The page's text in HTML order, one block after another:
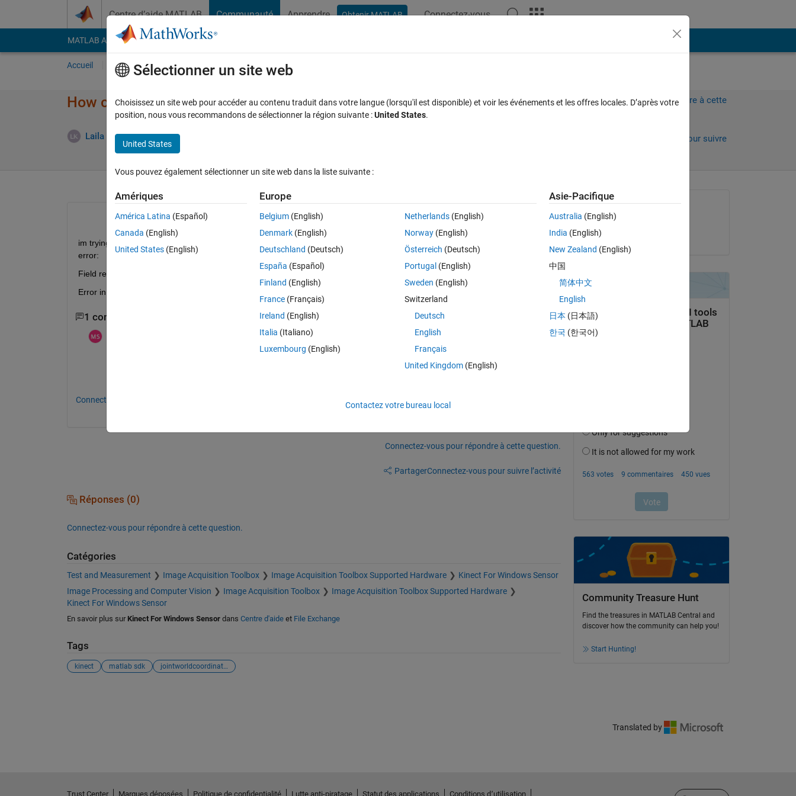
Centre d’aide MATLAB Communauté Apprendre Obtenir MATLAB Connectez-vous
MATLAB Answers File Exchange Cody
Accueil Poser une question Parcourir
How can I implement JointWorldCoordinates in matlab file for Kinect
Laila Kazemi 10 Juin 2013
Connectez-vous pour répondre à cette
Connectez-vous pour suivre
im trying to use metaDataDepth.JointWorldCoordinates(:,:,1) line from matlab kinect tutorial but it gives me the following
error:
Field reference for multiple structure elements that is followed by more reference blocks is an error.
Error in skeleton_tracking (line 70) metaDataDepth.JointWorldCoordinates(:,:,1)
1 commentaire
It is because your "metaDataDepth" matrix contains many frames. You should use
Connectez-vous pour commenter.
Connectez-vous pour répondre à cette question.
PartagerConnectez-vous pour suivre l’activité
Réponses (0)
Connectez-vous pour répondre à cette question.
Catégories
Test and Measurement Image Acquisition Toolbox Image Acquisition Toolbox Supported Hardware
Kinect For Windows Sensor
Image Processing and Computer Vision
Image Acquisition Toolbox
Image Acquisition Toolbox Supported Hardware
Kinect For Windows Sensor
En savoir plus sur Kinect For Windows Sensordans Centre d'aideet File Exchange
Tags
kinect matlab sdk jointworldcoordinates
Laila Kazemi
le 10 Juin 2013
Community Treasure Hunt
Find the treasures in MATLAB Central and
discover how the community can help you!
Start Hunting!
Translated by
Sélectionner un site web
Choisissez un site web pour accéder au contenu traduit dans votre langue (lorsqu'il est disponible) et voir les événements et les offres locales. D’après votre
position, nous vous recommandons de sélectionner la région suivante :United States.
United States
Vous pouvez également sélectionner un site web dans la liste suivante :
Amériques
América Latina (Español)
Canada (English)
United States (English)
Europe
Belgium (English)
Denmark (English)
Deutschland (Deutsch)
España (Español)
Finland (English)
France (Français)
Ireland (English)
Italia (Italiano)
Luxembourg (English)
Netherlands(English)
Norway(English)
Österreich (Deutsch)
Portugal (English)
Sweden (English)
Switzerland
Deutsch
English
Français
United Kingdom(English)
Asie-Pacifique
Australia (English)
India (English)
New Zealand (English)
中国
简体中文
English
日本 (日本語)
한국 (한국어)
Contactez votre bureau local
Trust Center Marques déposées Politique de confidentialité Lutte anti-piratage Statut des applications Conditions d՚utilisation